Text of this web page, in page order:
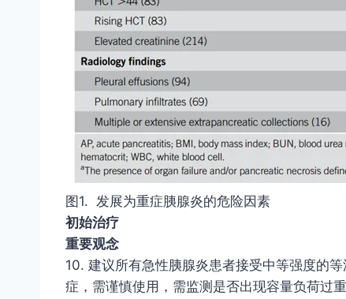
图1. 发展为重症胰腺炎的危险因素
初始治疗
重要观念
10. 建议所有急性胰腺炎患者接受中等强度的
症，需谨慎使用，需监测是否出现容量负荷过重